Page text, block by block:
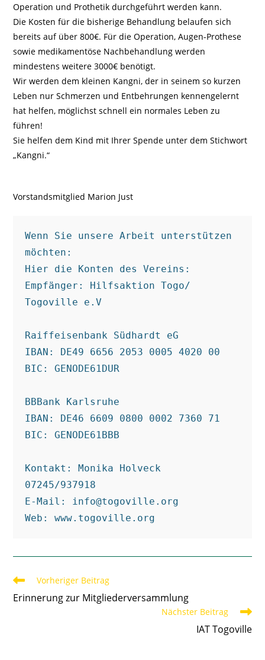
Operation und Prothetik durchgeführt werden kann.
Die Kosten für die bisherige Behandlung belaufen sich
bereits auf über 800€. Für die Operation, Augen-Prothese
sowie medikamentöse Nachbehandlung werden
mindestens weitere 3000€ benötigt.
Wir werden dem kleinen Kangni, der in seinem so kurzen
Leben nur Schmerzen und Entbehrungen kennengelernt
hat helfen, möglichst schnell ein normales Leben zu
führen!
Sie helfen dem Kind mit Ihrer Spende unter dem Stichwort
„Kangni.“
Vorstandsmitglied Marion Just
Wenn Sie unsere Arbeit unterstützen
möchten:
Hier die Konten des Vereins:
Empfänger: Hilfsaktion Togo/
Togoville e.V
Raiffeisenbank Südhardt eG
IBAN: DE49 6656 2053 0005 4020 00
BIC: GENODE61DUR
BBBank Karlsruhe
IBAN: DE46 6609 0800 0002 7360 71
BIC: GENODE61BBB
Kontakt: Monika Holveck
07245/937918
E-Mail: info@togoville.org
Web: www.togoville.org
Weitere
ansehen
Vorheriger Beitrag
Erinnerung zur Mitgliederversammlung
Nächster Beitrag
IAT Togoville